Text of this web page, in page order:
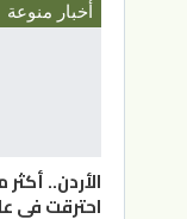
أخبار منوعة
احترقت في